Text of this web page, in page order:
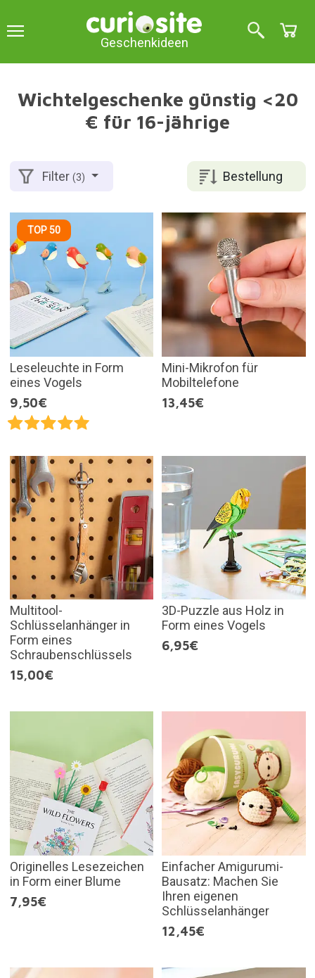
Geschenkideen
Wichtelgeschenke günstig <20
€ für 16-jährige
Bestellung
Filter(3)
TOP 50
Leseleuchte in Form
eines Vogels
9,50€
Mini-Mikrofon für
Mobiltelefone
13,45€
Multitool-
Schlüsselanhänger in
Form eines
Schraubenschlüssels
15,00€
3D-Puzzle aus Holz in
Form eines Vogels
6,95€
Originelles Lesezeichen
in Form einer Blume
7,95€
Einfacher Amigurumi-
Bausatz: Machen Sie
Ihren eigenen
Schlüsselanhänger
12,45€